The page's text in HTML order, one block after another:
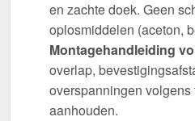
en zachte doek. Geen
oplosmiddelen (aceton,
Montagehandleiding
overlap,
overspanningen
aanhouden.